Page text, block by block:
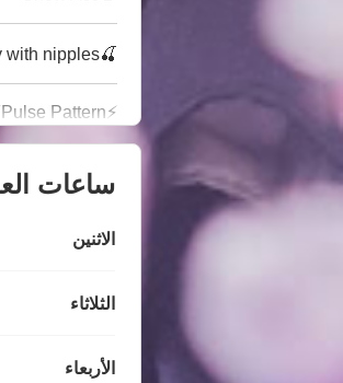
🍒Play with nipples🍒
⚡Pulse Pattern⚡
ساعات
الاثنين
الثلاثاء
الأربعاء